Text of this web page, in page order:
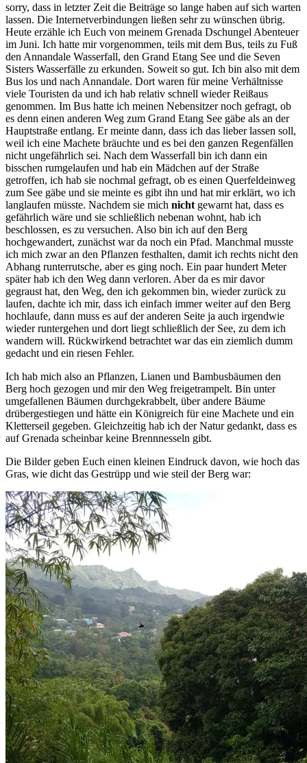
sorry, dass in letzter Zeit die Beiträge so lange haben auf sich warten
lassen. Die Internetverbindungen ließen sehr zu wünschen übrig.
Heute erzähle ich Euch von meinem Grenada Dschungel Abenteuer
im Juni. Ich hatte mir vorgenommen, teils mit dem Bus, teils zu Fuß
den Annandale Wasserfall, den Grand Etang See und die Seven
Sisters Wasserfälle zu erkunden. Soweit so gut. Ich bin also mit dem
Bus los und nach Annandale. Dort waren für meine Verhältnisse
viele Touristen da und ich hab relativ schnell wieder Reißaus
genommen. Im Bus hatte ich meinen Nebensitzer noch gefragt, ob
es denn einen anderen Weg zum Grand Etang See gäbe als an der
Hauptstraße entlang. Er meinte dann, dass ich das lieber lassen soll,
weil ich eine Machete bräuchte und es bei den ganzen Regenfällen
nicht ungefährlich sei. Nach dem Wasserfall bin ich dann ein
bisschen rumgelaufen und hab ein Mädchen auf der Straße
getroffen, ich hab sie nochmal gefragt, ob es einen Querfeldeinweg
zum See gäbe und sie meinte es gibt ihn und hat mir erklärt, wo ich
langlaufen müsste. Nachdem sie mich nicht gewarnt hat, dass es
gefährlich wäre und sie schließlich nebenan wohnt, hab ich
beschlossen, es zu versuchen. Also bin ich auf den Berg
hochgewandert, zunächst war da noch ein Pfad. Manchmal musste
ich mich zwar an den Pflanzen festhalten, damit ich rechts nicht den
Abhang runterrutsche, aber es ging noch. Ein paar hundert Meter
später hab ich den Weg dann verloren. Aber da es mir davor
gegraust hat, den Weg, den ich gekommen bin, wieder zurück zu
laufen, dachte ich mir, dass ich einfach immer weiter auf den Berg
hochlaufe, dann muss es auf der anderen Seite ja auch irgendwie
wieder runtergehen und dort liegt schließlich der See, zu dem ich
wandern will. Rückwirkend betrachtet war das ein ziemlich dumm
gedacht und ein riesen Fehler.
Ich hab mich also an Pflanzen, Lianen und Bambusbäumen den
Berg hoch gezogen und mir den Weg freigetrampelt. Bin unter
umgefallenen Bäumen durchgekrabbelt, über andere Bäume
drübergestiegen und hätte ein Königreich für eine Machete und ein
Kletterseil gegeben. Gleichzeitig hab ich der Natur gedankt, dass es
auf Grenada scheinbar keine Brennnesseln gibt.
Die Bilder geben Euch einen kleinen Eindruck davon, wie hoch das
Gras, wie dicht das Gestrüpp und wie steil der Berg war: